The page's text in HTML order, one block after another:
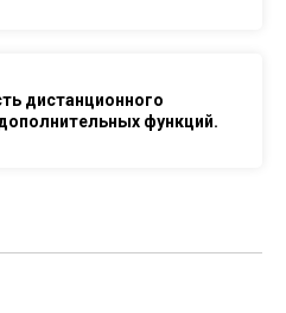
дистанционного
функций.